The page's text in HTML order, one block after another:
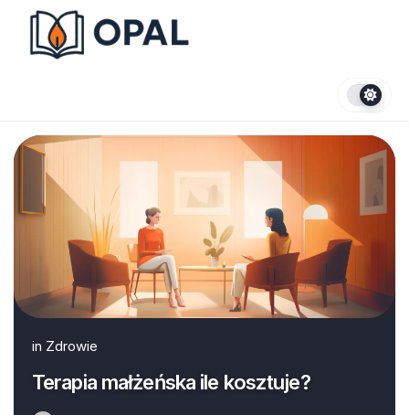
content
in Zdrowie
Terapia małżeńska ile kosztuje?